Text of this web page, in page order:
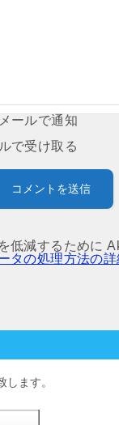
ールで通知
で受け取る
低減するために
タの処理方法の
ます。